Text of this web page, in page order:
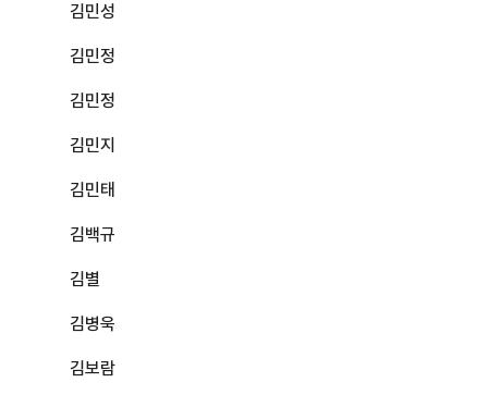
김민성
김민정
김민정
김민지
김민태
김백규
김별
김병욱
김보람